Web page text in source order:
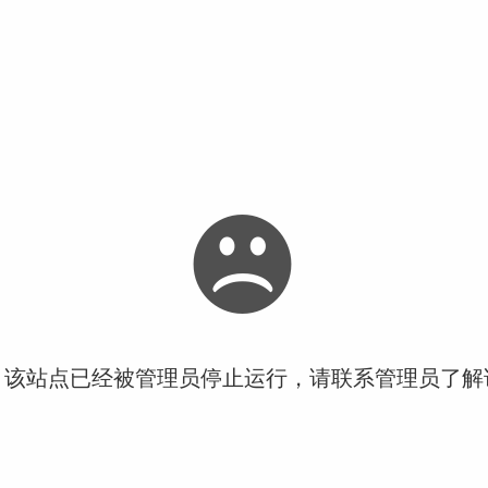
站点已经被管理员停止运行，请联系管理员了